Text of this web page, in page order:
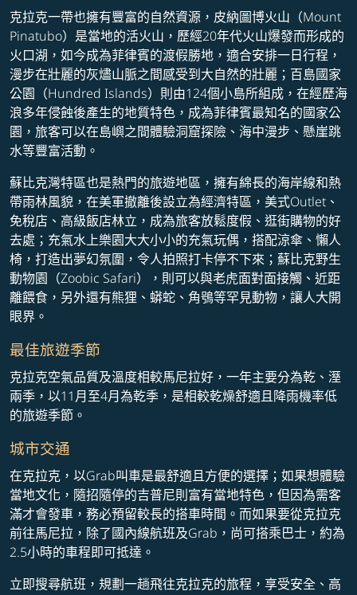
克拉克一帶也擁有豐富的自然資源，皮納圖博火山（Mount
Pinatubo）是當地的活火山，歷經20年代火山爆發而形成的
火口湖，如今成為菲律賓的渡假勝地，適合安排一日行程，
漫步在壯麗的灰燼山脈之間感受到大自然的壯麗；百島國家
公園（Hundred Islands）則由124個小島所組成，在經歷海
浪多年侵蝕後產生的地質特色，成為菲律賓最知名的國家公
園，旅客可以在島嶼之間體驗洞窟探險、海中漫步、懸崖跳
水等豐富活動。
蘇比克灣特區也是熱門的旅遊地區，擁有綿長的海岸線和熱
帶雨林風貌，在美軍撤離後設立為經濟特區，美式Outlet、
免稅店、高級飯店林立，成為旅客放鬆度假、逛街購物的好
去處；充氣水上樂園大大小小的充氣玩偶，搭配涼傘、懶人
椅，打造出夢幻氛圍，令人拍照打卡停不下來；蘇比克野生
動物園（Zoobic Safari），則可以與老虎面對面接觸、近距
離餵食，另外還有熊狸、蟒蛇、角鴞等罕見動物，讓人大開
眼界。
最佳旅遊季節
克拉克空氣品質及溫度相較馬尼拉好，一年主要分為乾、溼
兩季，以11月至4月為乾季，是相較乾燥舒適且降雨機率低
的旅遊季節。
城市交通
在克拉克，以Grab叫車是最舒適且方便的選擇；如果想體驗
當地文化，隨招隨停的吉普尼則富有當地特色，但因為需客
滿才會發車，務必預留較長的搭車時間。而如果要從克拉克
前往馬尼拉，除了國內線航班及Grab，尚可搭乘巴士，約為
2.5小時的車程即可抵達。
立即搜尋航班，規劃一趟飛往克拉克的旅程，享受安全、高